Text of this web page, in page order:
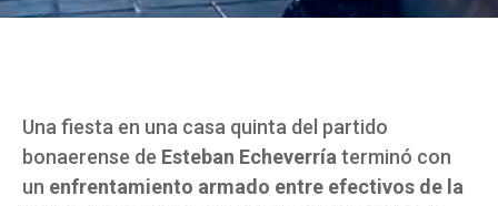
Una fiesta en una casa quinta del partido
bonaerense de Esteban Echeverríaterminó con
un enfrentamiento armado entre efectivos de la